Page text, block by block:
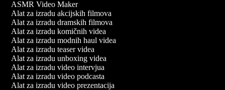
ASMR Video Maker
Alat za izradu akcijskih filmova
Alat za izradu dramskih filmova
Alat za izradu komičnih videa
Alat za izradu modnih haul videa
Alat za izradu teaser videa
Alat za izradu unboxing videa
Alat za izradu video intervjua
Alat za izradu video podcasta
Alat za izradu video prezentacija